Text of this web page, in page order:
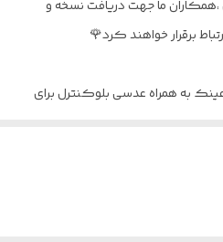
ما جهت دریافت نسخه و
برقرار خواهند کرد🌹
به همراه عدسی بلوکنترل برای